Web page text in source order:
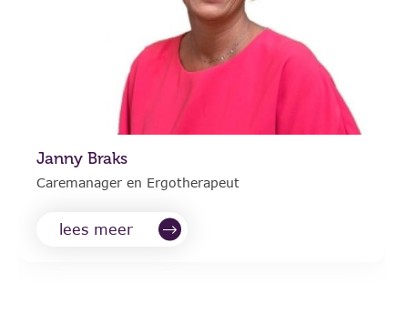
Janny Braks
Caremanager en Ergotherapeut
lees meer